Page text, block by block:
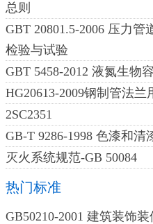
总则
GBT 20801.5-2006 压力管
检验与试验
GBT 5458-2012 液氮生物
HG20613-2009钢制管法兰
2SC2351
GB-T 9286-1998 色漆和清
灭火系统规范-GB 50084
热门标准
GB50210-2001 建筑装饰